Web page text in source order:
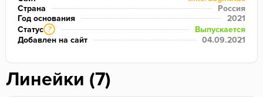
Страна
Россия
Год основания
2021
Статус ?
Выпускается
Добавлен на сайт
04.09.2021
Линейки (7)